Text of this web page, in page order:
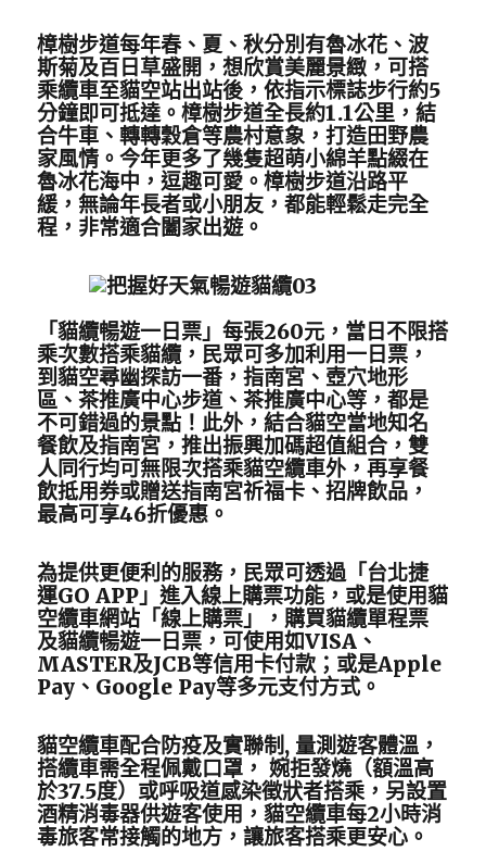
樟樹步道每年春、夏、秋分別有魯冰花、波
斯菊及百日草盛開，想欣賞美麗景緻，可搭
乘纜車至貓空站出站後，依指示標誌步行約5
分鐘即可抵達。樟樹步道全長約1.1公里，結
合牛車、轉轉穀倉等農村意象，打造田野農
家風情。今年更多了幾隻超萌小綿羊點綴在
魯冰花海中，逗趣可愛。樟樹步道沿路平
緩，無論年長者或小朋友，都能輕鬆走完全
程，非常適合闔家出遊。
「貓纜暢遊一日票」每張260元，當日不限搭
乘次數搭乘貓纜，民眾可多加利用一日票，
到貓空尋幽探訪一番，指南宮、壺穴地形
區、茶推廣中心步道、茶推廣中心等，都是
不可錯過的景點！此外，結合貓空當地知名
餐飲及指南宮，推出振興加碼超值組合，雙
人同行均可無限次搭乘貓空纜車外，再享餐
飲抵用券或贈送指南宮祈福卡、招牌飲品，
最高可享46折優惠。
為提供更便利的服務，民眾可透過「台北捷
運GO APP」進入線上購票功能，或是使用貓
空纜車網站「線上購票」，購買貓纜單程票
及貓纜暢遊一日票，可使用如VISA、
MASTER及JCB等信用卡付款；或是Apple
Pay、Google Pay等多元支付方式。
貓空纜車配合防疫及實聯制, 量測遊客體溫，
搭纜車需全程佩戴口罩， 婉拒發燒（額溫高
於37.5度）或呼吸道感染徵狀者搭乘，另設置
酒精消毒器供遊客使用，貓空纜車每2小時消
毒旅客常接觸的地方，讓旅客搭乘更安心。